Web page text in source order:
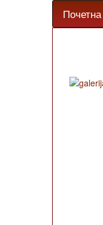
Почетна